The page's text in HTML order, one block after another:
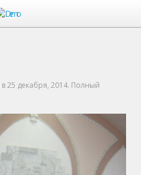
в25 декабря, 2014. Полный